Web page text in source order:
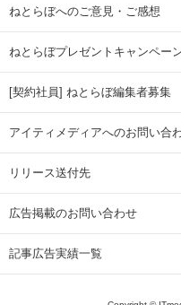
ねとらぼへのご意見・ご感想
ねとらぼプレゼントキャンペー
[契約社員] ねとらぼ編集者募集
アイティメディアへのお問い合
リリース送付先
広告掲載のお問い合わせ
記事広告実績一覧